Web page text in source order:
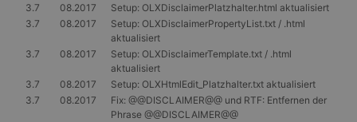
3.7
08.2017
Setup: OLXDisclaimerPlatzhalter.html aktualisiert
3.7
08.2017
Setup: OLXDisclaimerPropertyList.txt / .html
aktualisiert
3.7
08.2017
Setup: OLXDisclaimerTemplate.txt / .html
aktualisiert
3.7
08.2017
Setup: OLXHtmlEdit_Platzhalter.txt aktualisiert
3.7
08.2017
Fix: @@DISCLAIMER@@ und RTF: Entfernen der
Phrase @@DISCLAIMER@@